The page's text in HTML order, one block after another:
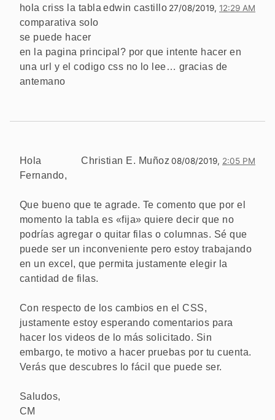
edwin castillo 27/08/2019, 12:29 AM
hola criss la tabla
comparativa solo
se puede hacer
en la pagina principal? por que intente hacer en
una url y el codigo css no lo lee… gracias de
antemano
Christian E. Muñoz 08/08/2019, 2:05 PM
Hola
Fernando,
Que bueno que te agrade. Te comento que por el
momento la tabla es «fija» quiere decir que no
podrías agregar o quitar filas o columnas. Sé que
puede ser un inconveniente pero estoy trabajando
en un excel, que permita justamente elegir la
cantidad de filas.
Con respecto de los cambios en el CSS,
justamente estoy esperando comentarios para
hacer los videos de lo más solicitado. Sin
embargo, te motivo a hacer pruebas por tu cuenta.
Verás que descubres lo fácil que puede ser.
Saludos,
CM